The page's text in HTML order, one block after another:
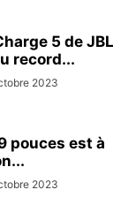
5 de JBL
record...
2023
pouces est à
2023